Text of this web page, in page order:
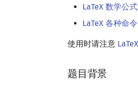
LaTeX 数学公
LaTeX 各种命
使用时请注意
题目背景